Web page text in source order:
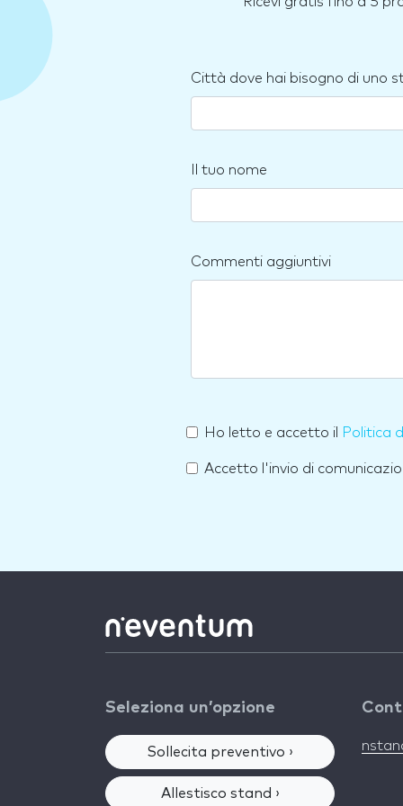
Città dove hai bisogno di uno
Il tuo nome
Commenti aggiuntivi
Ho letto e accetto il Politica
Accetto l'invio di
Seleziona un’opzione
Sollecita preventivo ›
Allestisco stand ›